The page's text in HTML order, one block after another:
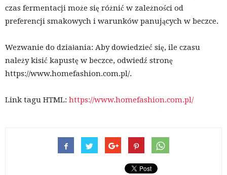
czas fermentacji może się różnić w zależności od
preferencji smakowych i warunków panujących w beczce.
Wezwanie do działania: Aby dowiedzieć się, ile czasu
należy kisić kapustę w beczce, odwiedź stronę
https://www.homefashion.com.pl/.
Link tagu HTML: https://www.homefashion.com.pl/